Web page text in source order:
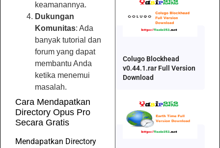
keamanannya.
Dukungan
Komunitas: Ada
banyak tutorial dan
forum yang dapat
membantu Anda
ketika menemui
masalah.
Cara Mendapatkan
Directory Opus Pro
Secara Gratis
Mendapatkan Directory
Colugo Blockhead
v0.44.1.rar Full Version
Download